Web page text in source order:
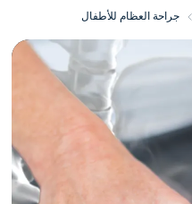
جراحة العظام للأطفال